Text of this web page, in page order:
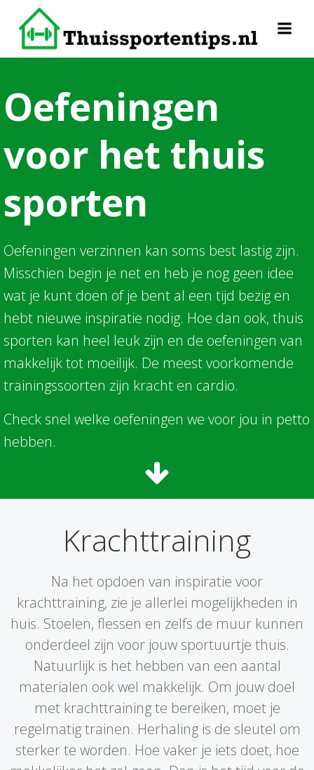
inhoud
springen
Oefeningen
voor het thuis
sporten
Oefeningen verzinnen kan soms best lastig zijn.
Misschien begin je net en heb je nog geen idee
wat je kunt doen of je bent al een tijd bezig en
hebt nieuwe inspiratie nodig. Hoe dan ook, thuis
sporten kan heel leuk zijn en de oefeningen van
makkelijk tot moeilijk. De meest voorkomende
trainingssoorten zijn kracht en cardio.
Check snel welke oefeningen we voor jou in petto
hebben.
Krachttraining
Na het opdoen van inspiratie voor
krachttraining, zie je allerlei mogelijkheden in
huis. Stoelen, flessen en zelfs de muur kunnen
onderdeel zijn voor jouw sportuurtje thuis.
Natuurlijk is het hebben van een aantal
materialen ook wel makkelijk. Om jouw doel
met krachttraining te bereiken, moet je
regelmatig trainen. Herhaling is de sleutel om
sterker te worden. Hoe vaker je iets doet, hoe